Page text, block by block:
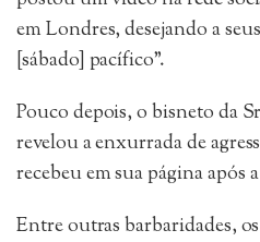
em Londres, desejando a
[sábado] pacífico”.
Pouco depois, o bisneto da
revelou a enxurrada de
recebeu em sua página após
Entre outras barbaridades,